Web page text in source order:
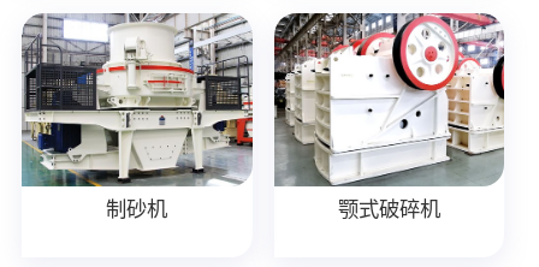
制砂机 颚式破碎机